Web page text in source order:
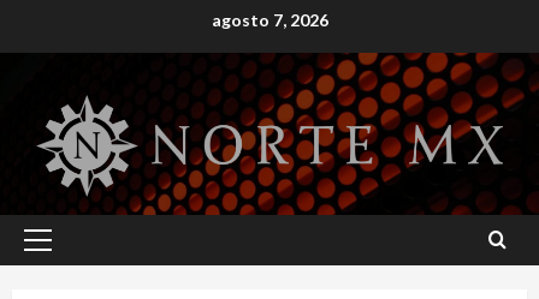
to
agosto 7, 2026
Primary